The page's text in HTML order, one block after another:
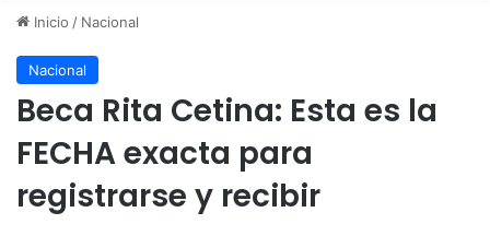
Inicio / Nacional
Nacional
Beca Rita Cetina: Esta es la
FECHA exacta para
registrarse y recibir